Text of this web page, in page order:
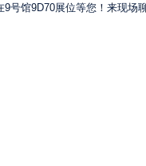
号馆9D70展位等您！来现